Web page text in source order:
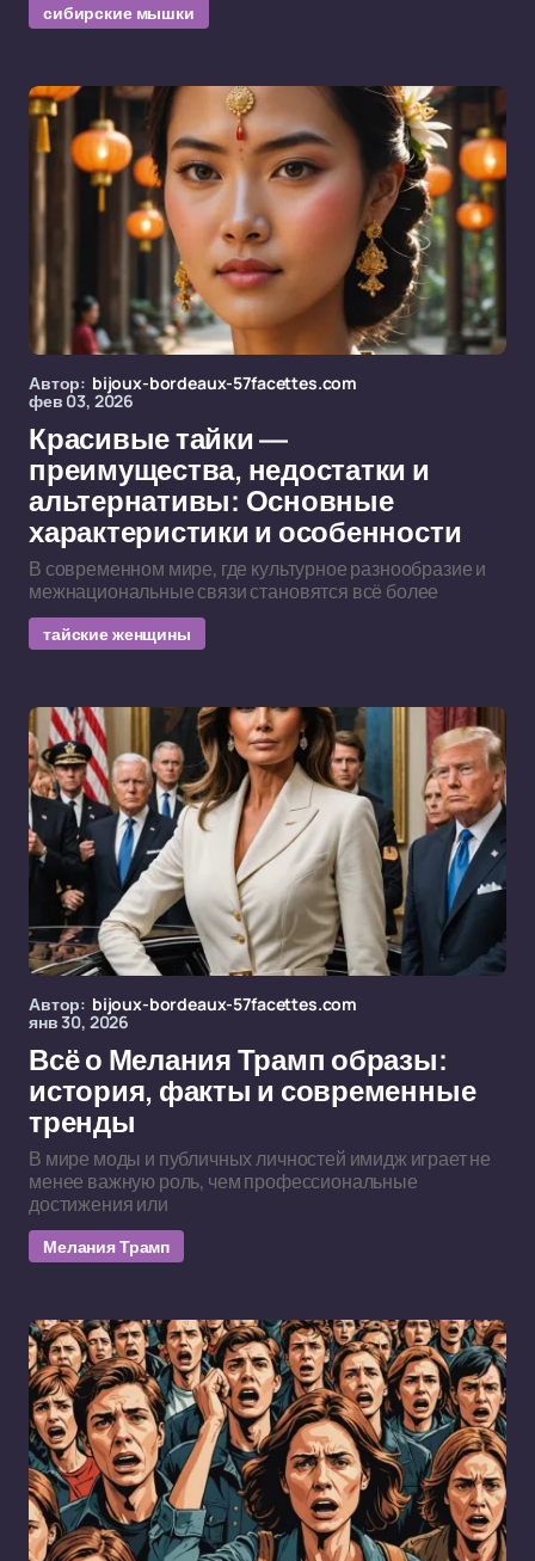
сибирские мышки
Автор: bijoux-bordeaux-57facettes.com
фев 03, 2026
Красивые тайки —
преимущества, недостатки и
альтернативы: Основные
характеристики и особенности
В современном мире, где культурное разнообразие и
межнациональные связи становятся всё более
тайские женщины
Автор: bijoux-bordeaux-57facettes.com
янв 30, 2026
Всё о Мелания Трамп образы:
история, факты и современные
тренды
В мире моды и публичных личностей имидж играет не
менее важную роль, чем профессиональные
достижения или
Мелания Трамп